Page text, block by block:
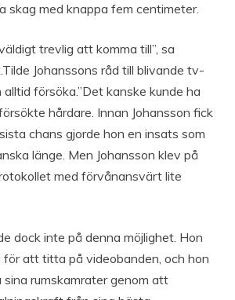
skag med knappa fem centimeter.
trevlig att komma till”, sa
Johanssons råd till blivande tv-
alltid försöka.”Det kanske kunde ha
hårdare. Innan Johansson fick
chans gjorde hon en insats som
länge. Men Johansson klev på
med förvånansvärt lite
dock inte på denna möjlighet. Hon
för att titta på videobanden, och hon
rumskamrater genom att